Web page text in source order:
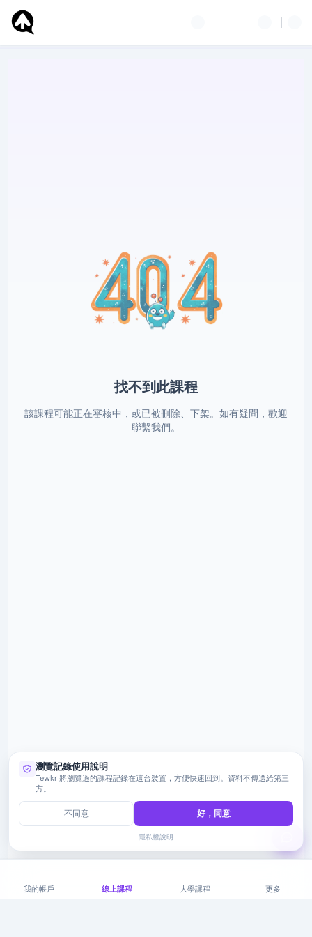
找不到此課程
該課程可能正在審核中，或已被刪除、下架。如有疑問，歡迎
聯繫我們。
我的帳戶 線上課程 大學課程 更多
瀏覽記錄使用說明
Tewkr 將瀏覽過的課程記錄在這台裝置，方便快速回到。資料不傳送給第三
方。
不同意 好，同意
隱私權說明